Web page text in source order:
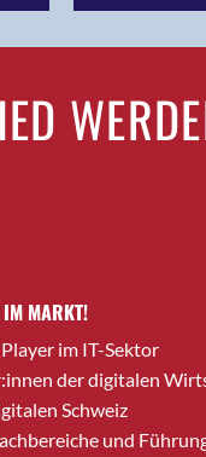
IM MARKT!
im IT-Sektor
der digitalen
Schweiz
und